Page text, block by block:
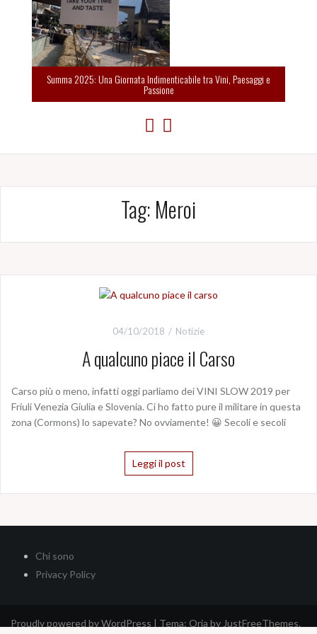
Summa 2025: Una Giornata Indimenticabile tra Vini, Paesaggi e
Passione
Tag: Meroi
04/10/2018 Notizie
A qualcuno piace il Carso
Carso più o meno, infatti oggi parliamo dei VINI SLOW 2019 per
Friuli Venezia Giulia e Slovenia. Ci ho fatto pure il militare in questa
zona (Cormons) lo sapevate? No ovviamente! 😀 Secoli e secoli
Leggi il post
Chi sono
Privacy Policy
Proudly powered by WordPress | Tema: Oria by JustFreeThemes.